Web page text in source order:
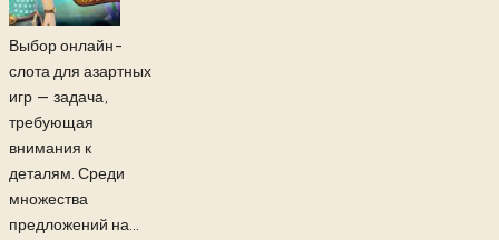
Выбор онлайн-
слота для азартных
игр — задача,
требующая
внимания к
деталям. Среди
множества
предложений на...